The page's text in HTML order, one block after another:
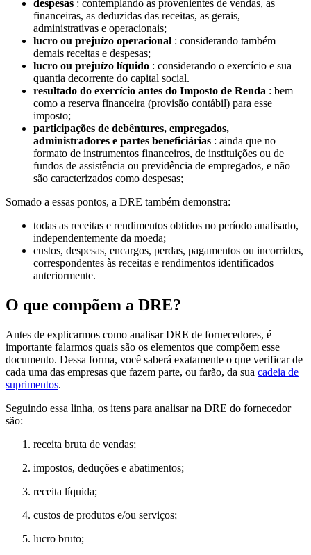
despesas : contemplando as provenientes de vendas, as
financeiras, as deduzidas das receitas, as gerais,
administrativas e operacionais;
lucro ou prejuízo operacional : considerando também
demais receitas e despesas;
lucro ou prejuízo líquido : considerando o exercício e sua
quantia decorrente do capital social.
resultado do exercício antes do Imposto de Renda : bem
como a reserva financeira (provisão contábil) para esse
imposto;
participações de debêntures, empregados,
administradores e partes beneficiárias : ainda que no
formato de instrumentos financeiros, de instituições ou de
fundos de assistência ou previdência de empregados, e não
são caracterizados como despesas;
Somado a essas pontos, a DRE também demonstra:
todas as receitas e rendimentos obtidos no período analisado,
independentemente da moeda;
custos, despesas, encargos, perdas, pagamentos ou incorridos,
correspondentes às receitas e rendimentos identificados
anteriormente.
O que compõem a DRE?
Antes de explicarmos como analisar DRE de fornecedores, é
importante falarmos quais são os elementos que compõem esse
documento. Dessa forma, você saberá exatamente o que verificar de
cada uma das empresas que fazem parte, ou farão, da sua cadeia de
suprimentos.
Seguindo essa linha, os itens para analisar na DRE do fornecedor
são:
receita bruta de vendas;
impostos, deduções e abatimentos;
receita líquida;
custos de produtos e/ou serviços;
lucro bruto;